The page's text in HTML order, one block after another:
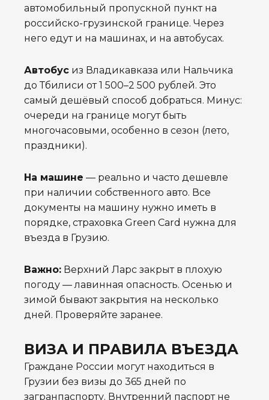
автомобильный пропускной пункт на
российско-грузинской границе. Через
него едут и на машинах, и на автобусах.
Автобус из Владикавказа или Нальчика
до Тбилиси от 1 500–2 500 рублей. Это
самый дешёвый способ добраться. Минус:
очереди на границе могут быть
многочасовыми, особенно в сезон (лето,
праздники).
На машине — реально и часто дешевле
при наличии собственного авто. Все
документы на машину нужно иметь в
порядке, страховка Green Card нужна для
въезда в Грузию.
Важно: Верхний Ларс закрыт в плохую
погоду — лавинная опасность. Осенью и
зимой бывают закрытия на несколько
дней. Проверяйте заранее.
ВИЗА И ПРАВИЛА ВЪЕЗДА
Граждане России могут находиться в
Грузии без визы до 365 дней по
загранпаспорту. Внутренний паспорт не